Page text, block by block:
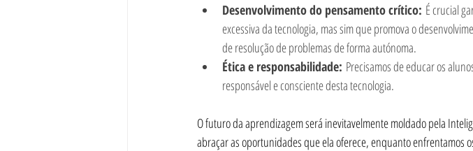
Desenvolvimento do pensamento crítico: É crucial
excessiva da tecnologia, mas sim que promova o
de resolução de problemas de forma autónoma.
Ética e responsabilidade: Precisamos de educar os
responsável e consciente desta tecnologia.
O futuro da aprendizagem será inevitavelmente moldado pela
abraçar as oportunidades que ela oferece, enquanto enfrentamos